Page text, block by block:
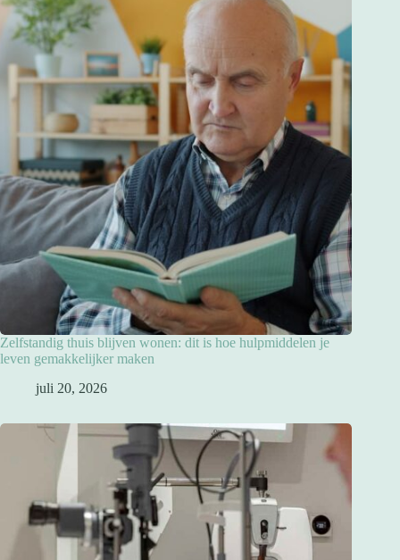
Zelfstandig thuis blijven wonen: dit is hoe hulpmiddelen je
leven gemakkelijker maken
juli 20, 2026